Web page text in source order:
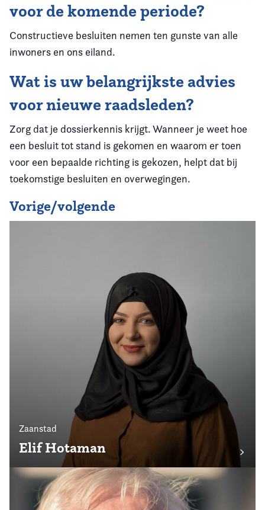
voor de komende periode?
Constructieve besluiten nemen ten gunste van alle
inwoners en ons eiland.
Wat is uw belangrijkste advies
voor nieuwe raadsleden?
Zorg dat je dossierkennis krijgt. Wanneer je weet hoe
een besluit tot stand is gekomen en waarom er toen
voor een bepaalde richting is gekozen, helpt dat bij
toekomstige besluiten en overwegingen.
Vorige/volgende
Zaanstad
Elif Hotaman